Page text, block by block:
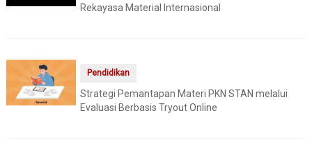
Rekayasa Material Internasional
Pendidikan
Strategi Pemantapan Materi PKN STAN melalui
Evaluasi Berbasis Tryout Online